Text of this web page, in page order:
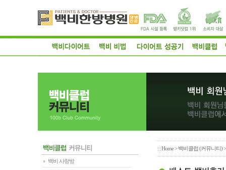
백비 사랑방
: :Home>백비클럽 (커뮤니티)